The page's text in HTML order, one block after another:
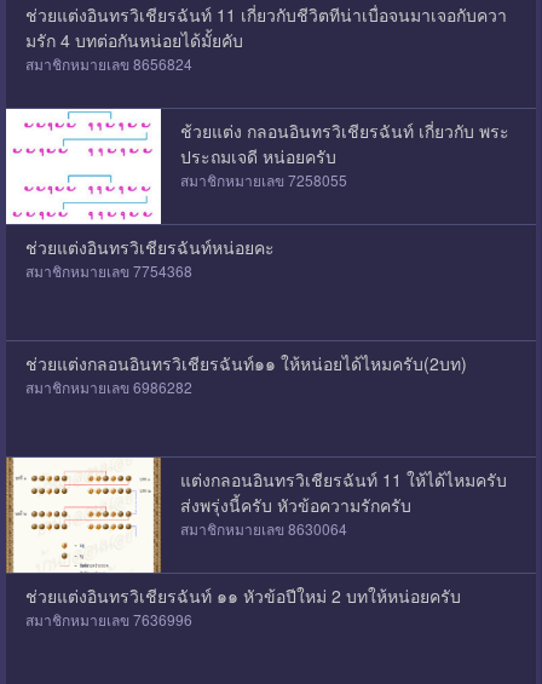
ช่วยแต่งอินทรวิเชียรฉันท์ 11 เกี่ยวกับชีวิตทีน่าเบื่อจนมาเจอกับควา
มรัก 4 บทต่อกันหน่อยได้มั้ยคับ
สมาชิกหมายเลข 8656824
ช้วยแต่ง กลอนอินทรวิเชียรฉันท์ เกี่ยวกับ พระ
ประถมเจดี หน่อยครับ
สมาชิกหมายเลข 7258055
ช่วยแต่งอินทรวิเชียรฉันท์หน่อยคะ
สมาชิกหมายเลข 7754368
ช่วยแต่งกลอนอินทรวิเชียรฉันท์๑๑ ให้หน่อยได้ไหมครับ(2บท)
สมาชิกหมายเลข 6986282
แต่งกลอนอินทรวิเชียรฉันท์ 11 ให้ได้ไหมครับ
ส่งพรุ่งนี้ครับ หัวข้อความรักครับ
สมาชิกหมายเลข 8630064
ช่วยแต่งอินทรวิเชียรฉันท์ ๑๑ หัวข้อปีใหม่ 2 บทให้หน่อยครับ
สมาชิกหมายเลข 7636996